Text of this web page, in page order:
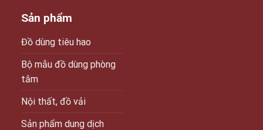
Sản phẩm
Đồ dùng tiêu hao
Bộ mẫu đồ dùng phòng
tắm
Nội thất, đồ vải
Sản phẩm dung dịch